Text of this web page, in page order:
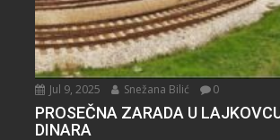
Jul 9, 2025 Snežana Bilić 0
PROSEČNA ZARADA U
DINARA